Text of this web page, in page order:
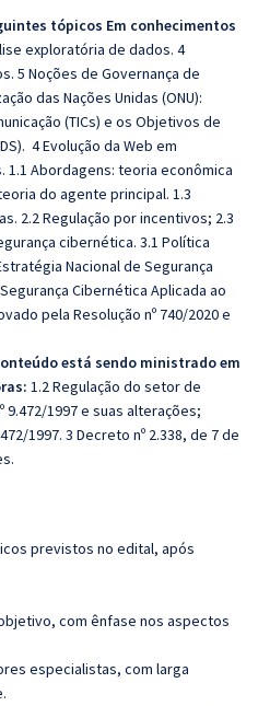
tópicos Em conhecimentos
exploratória de dados. 4
5 Noções de Governança de
das Nações Unidas (ONU):
(TICs) e os Objetivos de
4 Evolução da Web em
Abordagens: teoria econômica
do agente principal. 1.3
2.2 Regulação por incentivos; 2.3
cibernética. 3.1 Política
Nacional de Segurança
Cibernética Aplicada ao
pela Resolução nº 740/2020 e
está sendo ministrado em
1.2 Regulação do setor de
9.472/1997 e suas alterações;
1997. 3 Decreto nº 2.338, de 7 de
previstos no edital, após
com ênfase nos aspectos
especialistas, com larga